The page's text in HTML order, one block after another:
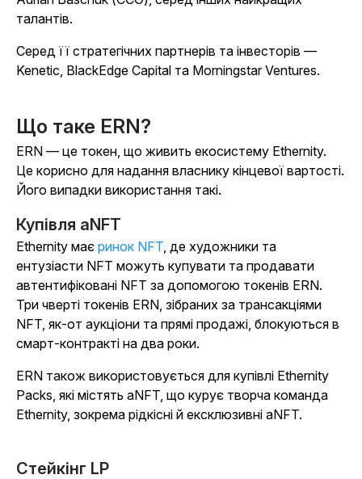
талантів.
Серед її стратегічних партнерів та інвесторів —
Kenetic, BlackEdge Capital та Morningstar Ventures.
Що таке ERN?
ERN — це токен, що живить екосистему Ethernity.
Це корисно для надання власнику кінцевої вартості.
Його випадки використання такі.
Купівля aNFT
Ethernity має ринок NFT, де художники та
ентузіасти NFT можуть купувати та продавати
автентифіковані NFT за допомогою токенів ERN.
Три чверті токенів ERN, зібраних за трансакціями
NFT, як-от аукціони та прямі продажі, блокуються в
смарт-контракті на два роки.
ERN також використовується для купівлі Ethernity
Packs, які містять aNFT, що курує творча команда
Ethernity, зокрема рідкісні й ексклюзивні aNFT.
Стейкінг LP